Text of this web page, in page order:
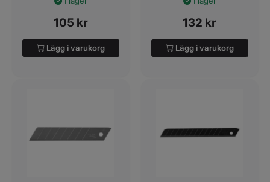
105 kr
Lägg i varukorg
132 kr
Lägg i varukorg